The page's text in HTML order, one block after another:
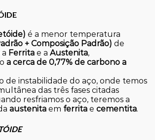
é a menor temperatura
+ Composição Padrão) de
Ferrita e a Austenita,
a cerca de 0,77% de carbono a
de instabilidade do aço, onde temos
das três fases citadas
resfriamos o aço, teremos a
austenita em ferrita e cementita.